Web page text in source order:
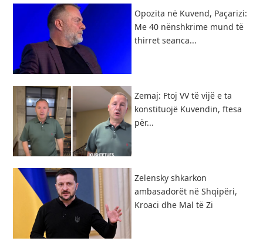
Opozita në Kuvend, Paçarizi:
Me 40 nënshkrime mund të
thirret seanca...
Zemaj: Ftoj VV të vijë e ta
konstituojë Kuvendin, ftesa
për...
Zelensky shkarkon
ambasadorët në Shqipëri,
Kroaci dhe Mal të Zi